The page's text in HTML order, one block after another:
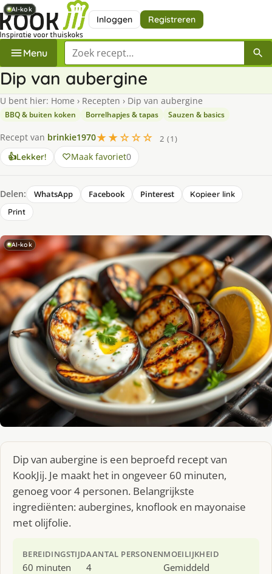
Inloggen Registreren
Menu Zoek een recept
Dip van aubergine
U bent hier: Home › Recepten › Dip van aubergine
BBQ & buiten koken Borrelhapjes & tapas Sauzen & basics
Recept van brinkie1970★★☆☆☆
2 (1)
👍Lekker! Maak favoriet0
Delen: WhatsApp Facebook Pinterest
Kopieer link
Print
AI-kok
Dip van aubergine is een beproefd recept van
KookJij. Je maakt het in ongeveer 60 minuten,
genoeg voor 4 personen. Belangrijkste
ingrediënten: aubergines, knoflook en mayonaise
met olijfolie.
BEREIDINGSTIJD
60 minuten
AANTAL PERSONEN
4
MOEILIJKHEID
Gemiddeld
AI-kok
AI-kok
AI-kok
AI-kok
AI-kok
AI-kok